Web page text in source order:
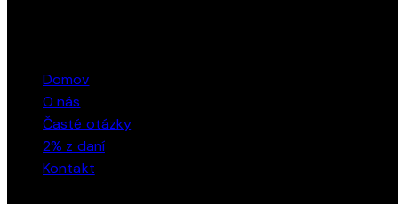
Domov
O nás
Časté otázky
2% z daní
Kontakt